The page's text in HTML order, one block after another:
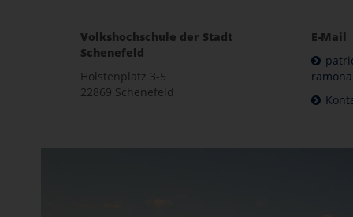
Volkshochschule der Stadt
Schenefeld
Holstenplatz 3-5
22869 Schenefeld
E-Mail